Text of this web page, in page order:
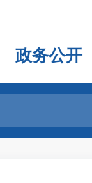
政务公开